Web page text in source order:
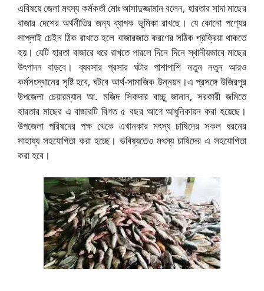
এবিষয়ে জেলা মৎস্য কর্মকর্তা মোঃ আসাদুজ্জামান বলেন, হারতার সাদা মাছের
বাজার দেশের অর্থনীতির জন্য ব্যাপক ভূমিকা রাখছে। যে কোনো পণ্যের
সাপ্লাই চেইন ঠিক রাখতে হলে বাজারজাত করণের সঠিক প্রক্রিয়া থাকতে
হয়। যেটি হারতা বাজারে ধরে রাখতে পারলে দিনে দিনে স্থানীয়ভাবে মাছের
উৎপাদন বাড়বে। ব্যবসার প্রসার ঘটার পাশাপাশি নতুন নতুন আরও
কর্মসংস্থানের সৃষ্টি হবে, ঘটবে আর্থ-সামাজিক উন্নয়ন।এ প্রসঙ্গে উজিরপুর
উপজেলা চেয়ারম্যান আ. মজিদ সিকদার বাচ্চু জানান, সরকারী জমিতে
হারতার মাছের এ বাজারটি বিগত ৫ বছর আগে আধুনিকায়ন করা হয়েছে।
উপজেলা পরিষদের পক্ষ থেকে এখানকার মৎস্য চাষিদের সকল ধরনের
সাহায্য সহযোগিতা করা হচ্ছে। ভবিষ্যতেও মৎস্য চাষিদের এ সহযোগিতা
করা হবে।